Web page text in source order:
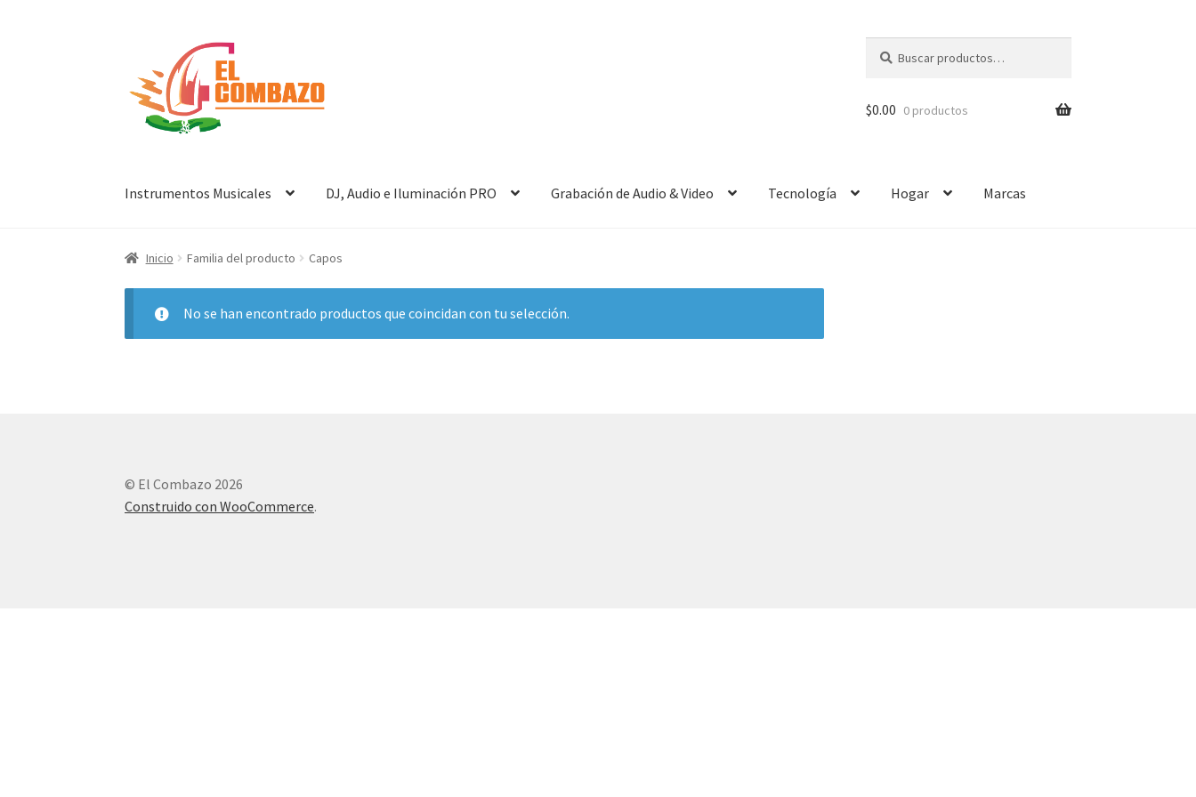
Instrumentos Musicales DJ, Audio e Iluminación PRO Grabación de Audio & Video Tecnología Hogar Marcas
$0.00 0 productos
Inicio Familia del producto Capos
No se han encontrado productos que coincidan con tu selección.
© El Combazo 2026
Construido con WooCommerce.